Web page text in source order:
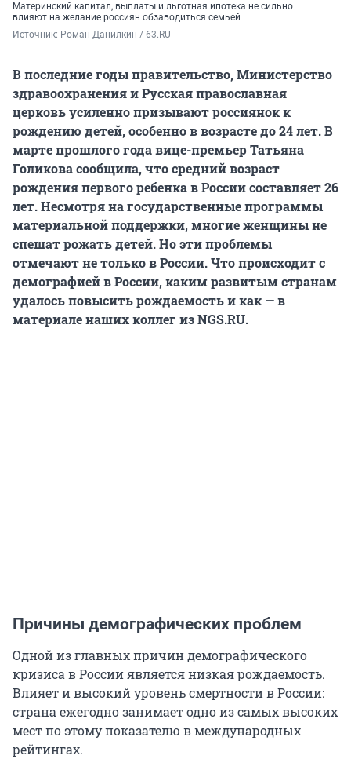
Материнский капитал, выплаты и льготная ипотека не сильно
влияют на желание россиян обзаводиться семьей
Источник: Роман Данилкин / 63.RU
В последние годы правительство, Министерство
здравоохранения и Русская православная
церковь усиленно призывают россиянок к
рождению детей, особенно в возрасте до 24 лет. В
марте прошлого года вице-премьер Татьяна
Голикова сообщила, что средний возраст
рождения первого ребенка в России составляет 26
лет. Несмотря на государственные программы
материальной поддержки, многие женщины не
спешат рожать детей. Но эти проблемы
отмечают не только в России. Что происходит с
демографией в России, каким развитым странам
удалось повысить рождаемость и как — в
материале наших коллег из NGS.RU.
Причины демографических проблем
Одной из главных причин демографического
кризиса в России является низкая рождаемость.
Влияет и высокий уровень смертности в России:
страна ежегодно занимает одно из самых высоких
мест по этому показателю в международных
рейтингах.